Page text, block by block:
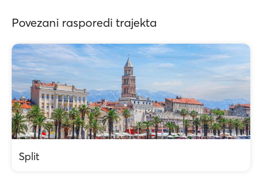
Povezani rasporedi trajekta
Split